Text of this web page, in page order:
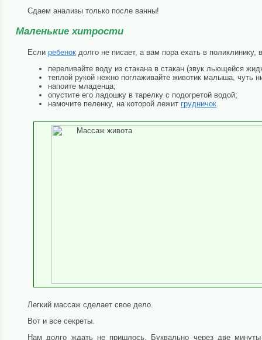
Сдаем анализы только после ванны!
Маленькие хитрости
Если ребенок долго не писает, а вам пора ехать в
переливайте воду из стакана в стакан (звук льющейся
теплой рукой нежно поглаживайте животик малыша, чуть
напоите младенца;
опустите его ладошку в тарелку с подогретой водой;
намочите пеленку, на которой лежит грудничок
Легкий массаж сделает свое дело.
Вот и все секреты.
Нам долго ждать не пришлось. Буквально через две